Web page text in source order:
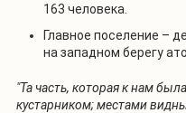
163 человека.
Главное поселение –
на западном берегу
"Та часть, которая к нам
кустарником; местами